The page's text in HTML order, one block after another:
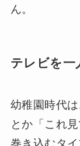
ん。
テレビを一
幼稚園時代
とか「これ